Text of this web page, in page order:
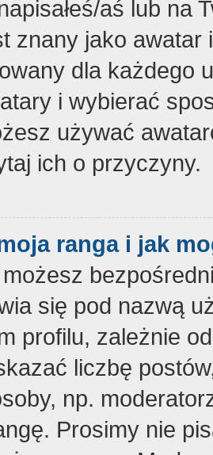
aś lub na
znany jako
dla każdego
i wybierać
używać
ich o przyczyny.
ranga i jak
możesz
się pod nazwą
profilu, zależnie
liczbę
np.
Prosimy nie